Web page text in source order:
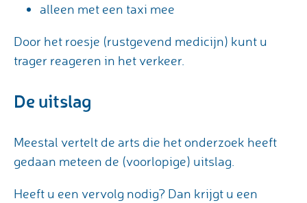
alleen met een taxi mee
Door het roesje (rustgevend medicijn) kunt u
trager reageren in het verkeer.
De uitslag
Meestal vertelt de arts die het onderzoek heeft
gedaan meteen de (voorlopige) uitslag.
Heeft u een vervolg nodig? Dan krijgt u een